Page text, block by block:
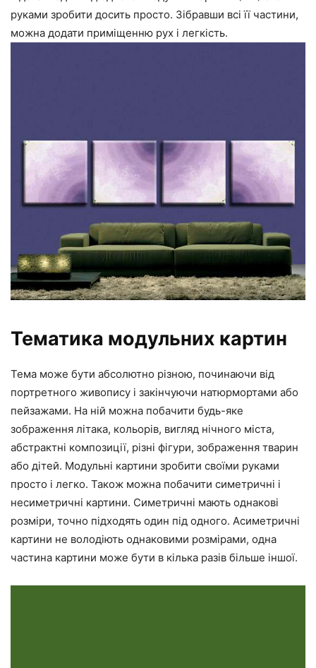
руками зробити досить просто. Зібравши всі її частини,
можна додати приміщенню рух і легкість.
Тематика модульних картин
Тема може бути абсолютно різною, починаючи від
портретного живопису і закінчуючи натюрмортами або
пейзажами. На ній можна побачити будь-яке
зображення літака, кольорів, вигляд нічного міста,
абстрактні композиції, різні фігури, зображення тварин
або дітей. Модульні картини зробити своїми руками
просто і легко. Також можна побачити симетричні і
несиметричні картини. Симетричні мають однакові
розміри, точно підходять один під одного. Асиметричні
картини не володіють однаковими розмірами, одна
частина картини може бути в кілька разів більше іншої.